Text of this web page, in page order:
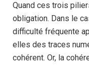
Quand ces trois
obligation. Dans le
difficulté fréquente
elles des traces
cohérent. Or, la